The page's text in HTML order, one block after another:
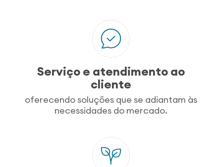
Serviço e atendimento ao
cliente
oferecendo soluções que se adiantam às
necessidades do mercado.